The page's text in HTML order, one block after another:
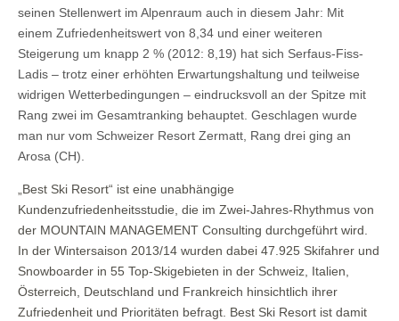
seinen Stellenwert im Alpenraum auch in diesem Jahr: Mit
einem Zufriedenheitswert von 8,34 und einer weiteren
Steigerung um knapp 2 % (2012: 8,19) hat sich Serfaus-Fiss-
Ladis – trotz einer erhöhten Erwartungshaltung und teilweise
widrigen Wetterbedingungen – eindrucksvoll an der Spitze mit
Rang zwei im Gesamtranking behauptet. Geschlagen wurde
man nur vom Schweizer Resort Zermatt, Rang drei ging an
Arosa (CH).
„Best Ski Resort“ ist eine unabhängige
Kundenzufriedenheitsstudie, die im Zwei-Jahres-Rhythmus von
der MOUNTAIN MANAGEMENT Consulting durchgeführt wird.
In der Wintersaison 2013/14 wurden dabei 47.925 Skifahrer und
Snowboarder in 55 Top-Skigebieten in der Schweiz, Italien,
Österreich, Deutschland und Frankreich hinsichtlich ihrer
Zufriedenheit und Prioritäten befragt. Best Ski Resort ist damit